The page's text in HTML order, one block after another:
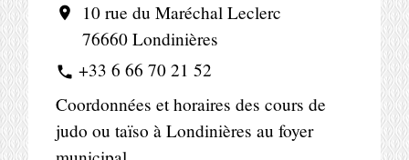
location_on
10 rue du Maréchal Leclerc
76660 Londinières
phone +33 6 66 70 21 52
Coordonnées et horaires des cours de
judo ou taïso à Londinières au foyer